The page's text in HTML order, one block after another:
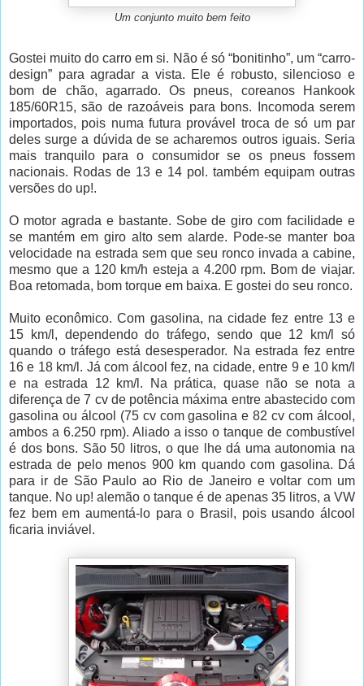
Um conjunto muito bem feito
Gostei muito do carro em si. Não é só “bonitinho”, um “carro-
design” para agradar a vista. Ele é robusto, silencioso e
bom de chão, agarrado. Os pneus, coreanos Hankook
185/60R15, são de razoáveis para bons. Incomoda serem
importados, pois numa futura provável troca de só um par
deles surge a dúvida de se acharemos outros iguais. Seria
mais tranquilo para o consumidor se os pneus fossem
nacionais. Rodas de 13 e 14 pol. também equipam outras
versões do up!.
O motor agrada e bastante. Sobe de giro com facilidade e
se mantém em giro alto sem alarde. Pode-se manter boa
velocidade na estrada sem que seu ronco invada a cabine,
mesmo que a 120 km/h esteja a 4.200 rpm. Bom de viajar.
Boa retomada, bom torque em baixa. E gostei do seu ronco.
Muito econômico. Com gasolina, na cidade fez entre 13 e
15 km/l, dependendo do tráfego, sendo que 12 km/l só
quando o tráfego está desesperador. Na estrada fez entre
16 e 18 km/l. Já com álcool fez, na cidade, entre 9 e 10 km/l
e na estrada 12 km/l. Na prática, quase não se nota a
diferença de 7 cv de potência máxima entre abastecido com
gasolina ou álcool (75 cv com gasolina e 82 cv com álcool,
ambos a 6.250 rpm). Aliado a isso o tanque de combustível
é dos bons. São 50 litros, o que lhe dá uma autonomia na
estrada de pelo menos 900 km quando com gasolina. Dá
para ir de São Paulo ao Rio de Janeiro e voltar com um
tanque. No up! alemão o tanque é de apenas 35 litros, a VW
fez bem em aumentá-lo para o Brasil, pois usando álcool
ficaria inviável.